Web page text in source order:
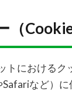
（
トにおける
Safariなど）